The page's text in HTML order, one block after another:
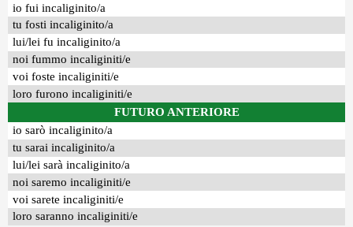
io fui incaliginito/a
tu fosti incaliginito/a
lui/lei fu incaliginito/a
noi fummo incaliginiti/e
voi foste incaliginiti/e
loro furono incaliginiti/e
FUTURO ANTERIORE
io sarò incaliginito/a
tu sarai incaliginito/a
lui/lei sarà incaliginito/a
noi saremo incaliginiti/e
voi sarete incaliginiti/e
loro saranno incaliginiti/e